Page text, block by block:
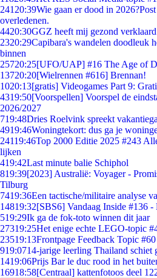
241 20:39Wie gaan er dood in
overledenen.
4420:30GGZ heeft mij gezond
2320:29Capibara's wandelen doodleuk
binnen
25720:25[UFO/UAP] #16 The Age of
13720:20[Wielrennen #616] Brennan!
1020:13[gratis] Videogames Part 9:
4319:50[Voorspellen] Voorspel de
2026/2027
719:48Dries Roelvink spreekt
4919:46Woningtekort: dus ga je
24119:46Top 2000 Editie 2025 #243
lijken
419:42Last minute balie Schiphol
819:39[2023] Australië: Voyager -
Tilburg
7419:36Een tactische/militaire analyse
14819:32[SBS6] Vandaag Inside #136 -
519:29Ik ga de fok-toto winnen dit jaar
27319:25Het enige echte LEGO-topic
23519:13Frontpage Feedback Topic #60
919:0714-jarige leerling Thailand schiet
1419:06Prijs Bar le duc rood in het
16918:58[Centraal] kattenfotoos deel